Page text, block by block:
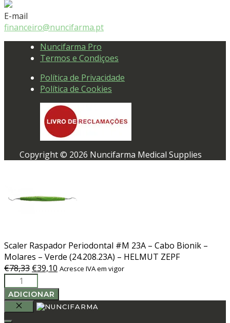
E-mail
financeiro@nuncifarma.pt
Nuncifarma Pro
Termos e Condiçoes
Política de Privacidade
Política de Cookies
Copyright © 2026 Nuncifarma Medical Supplies
Scaler Raspador Periodontal #M 23A – Cabo Bionik –
Molares – Verde (24.208.23A) – HELMUT ZEPF
€78,33 O
original
era:
€78,33.
€39,10 O
atual
é:
€39,10.
Acresce IVA em vigor
Quantidade
de
Scaler
Raspador
ADICIONAR